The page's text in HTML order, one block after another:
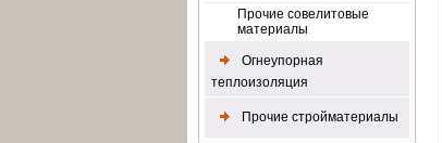
Прочие совелитовые
материалы
Огнеупорная
теплоизоляция
Прочие стройматериалы